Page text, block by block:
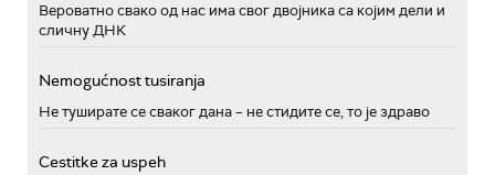
Вероватно свако од нас има свог двојника са којим дели и
сличну ДНК
Nemogućnost tusiranja
Не туширате се сваког дана – не стидите се, то је здраво
Cestitke za uspeh